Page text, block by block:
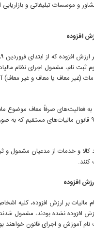
موسسات تبلیغاتی و بازاریابی
افزوده
(غیر معاف یا معاف و غیر
مشمولین بندهای (ب) و ماده ۹۶ قانون
و خدمات از مدعیان مشمول و
کنند.
افزوده
مالیات بر ارزش افزوده، کلیه
افزوده نشده بودند، مشمول
آموزش و اجرای قانون خواهند